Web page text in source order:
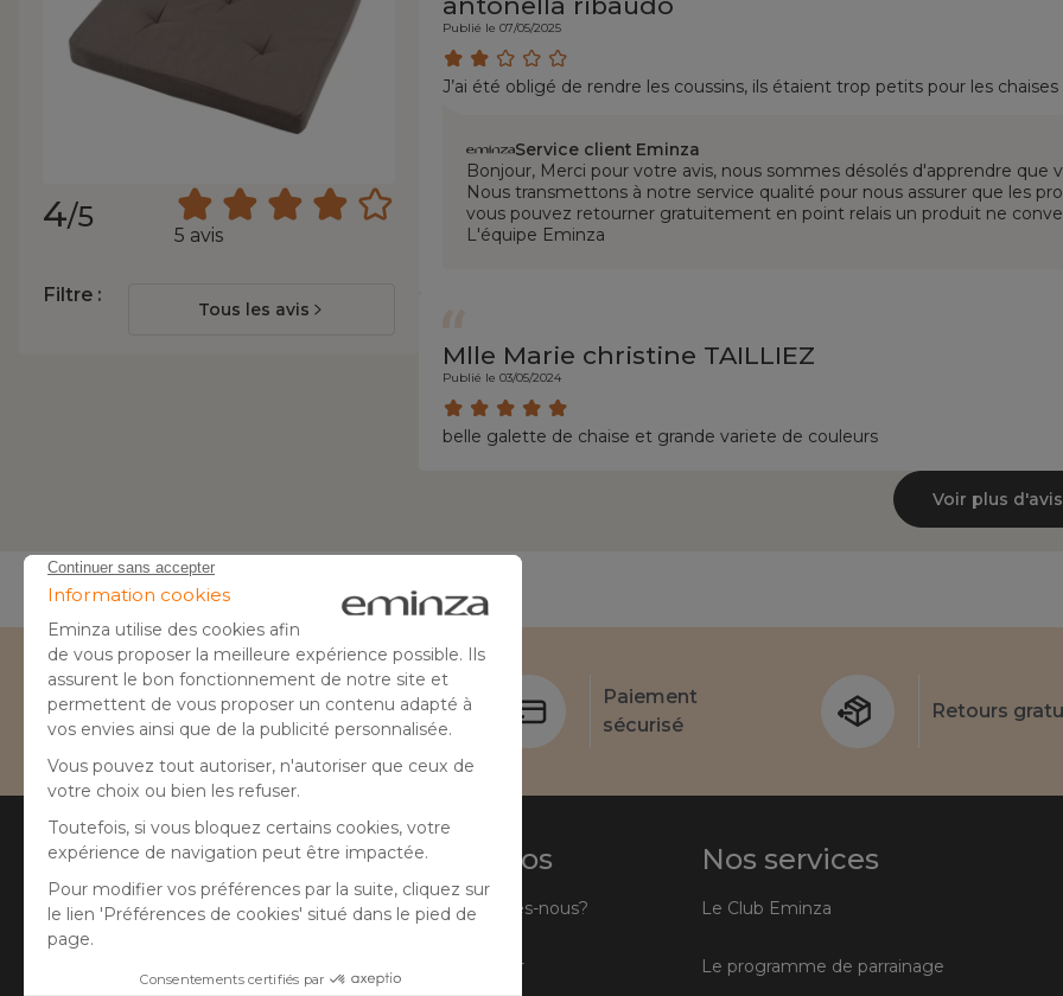
4/5
5 avis
Filtre :
Tous les avis
Publié le 07/05/2025
J’ai été obligé de rendre les coussins, ils étaient trop petits pour les
Service client Eminza
Bonjour, Merci pour votre avis, nous sommes désolés d'apprendre
Nous transmettons à notre service qualité pour nous assurer que les
vous pouvez retourner gratuitement en point relais un produit ne
L'équipe Eminza
Mlle Marie christine TAILLIEZ
Publié le 03/05/2024
belle galette de chaise et grande variete de couleurs
Voir plus d'avis
Besoin d'aide ?
04 50 65 10 12
Paiement
sécurisé
Retours
Aide
Suivre ma commande
A propos
Qui sommes-nous?
Côté Atelier
Nos services
Le Club Eminza
Le programme de parrainage